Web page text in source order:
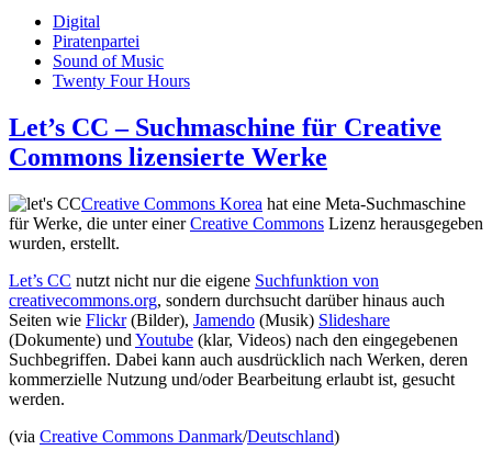
Digital
Piratenpartei
Sound of Music
Twenty Four Hours
Let’s CC – Suchmaschine für Creative
Commons lizensierte Werke
Creative Commons Korea hat eine Meta-Suchmaschine
für Werke, die unter einerCreative Commons Lizenz herausgegeben
wurden, erstellt.
Let’s CC nutzt nicht nur die eigene Suchfunktion von
creativecommons.org, sondern durchsucht darüber hinaus auch
Seiten wie Flickr(Bilder), Jamendo (Musik) Slideshare
(Dokumente) und Youtube (klar, Videos) nach den eingegebenen
Suchbegriffen. Dabei kann auch ausdrücklich nach Werken, deren
kommerzielle Nutzung und/oder Bearbeitung erlaubt ist, gesucht
werden.
(via Creative Commons Danmark/Deutschland)